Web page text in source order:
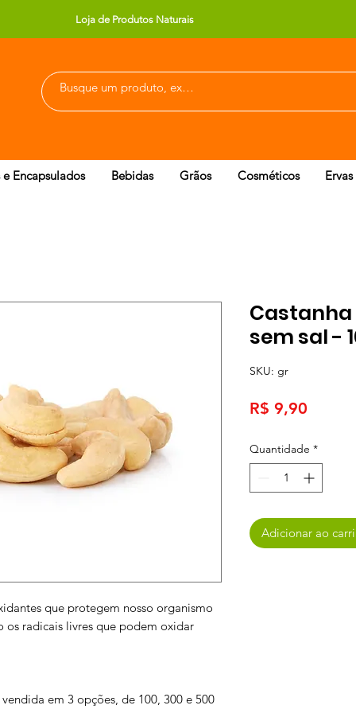
Loja de Produtos Naturais
Encapsulados Bebidas Grãos Cosméticos
que protegem nosso organismo
os radicais livres que podem oxidar
em 3 opções, de 100, 300 e 500
sem sal -
SKU: gr
R$ 9,90
Quantidade *
Adicionar ao